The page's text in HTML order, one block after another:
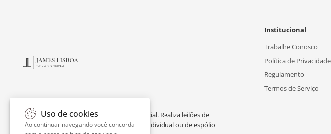
James Lisboa é leiloeiro oficial e perito judicial. Realiza leilões de
obras de arte online, avaliação de acervo individual ou de espólio
Institucional
Trabalhe Conosco
Política de Privacidade
Regulamento
Termos de Serviço
Uso de cookies
Ao continuar navegando você concorda